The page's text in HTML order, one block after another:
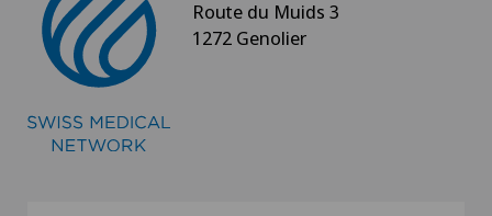
Check-up pour les sportifs
Chirurgie aortique
Route du Muids 3
1272 Genolier